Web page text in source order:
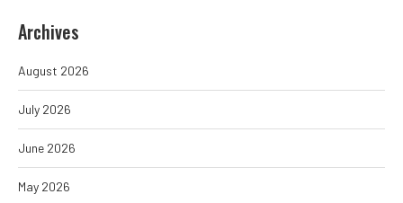
Archives
August 2026
July 2026
June 2026
May 2026